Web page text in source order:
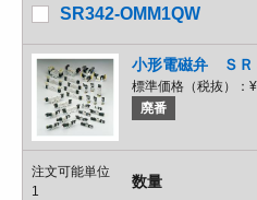
SR342-OMM1QW
小形電磁弁 ＳＲ
標準価格（税抜）：
廃番
注文可能単位
1
数量